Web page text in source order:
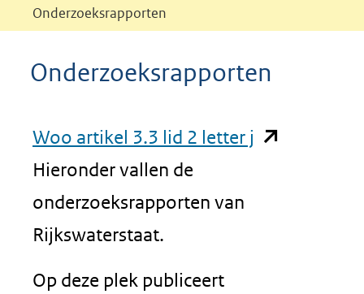
Onderzoeksrapporten
Onderzoeksrapporten
Woo artikel 3.3 lid 2 letter j (opent
Hieronder vallen de
onderzoeksrapporten van
Rijkswaterstaat.
Op deze plek publiceert